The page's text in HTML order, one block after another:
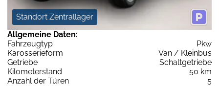
Standort Zentrallager
Allgemeine Daten:
Fahrzeugtyp
Pkw
Karosserieform
Van / Kleinbus
Getriebe
Schaltgetriebe
Kilometerstand
50 km
Anzahl der Türen
5